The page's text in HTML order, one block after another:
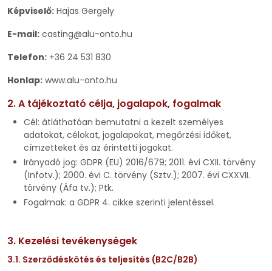
Képviselő: Hajas Gergely
E-mail: casting@alu-onto.hu
Telefon: +36 24 531 830
Honlap: www.alu-onto.hu
2. A tájékoztató célja, jogalapok, fogalmak
Cél: átláthatóan bemutatni a kezelt személyes
adatokat, célokat, jogalapokat, megőrzési időket,
címzetteket és az érintetti jogokat.
Irányadó jog: GDPR (EU) 2016/679; 2011. évi CXII. törvény
(Infotv.); 2000. évi C. törvény (Sztv.); 2007. évi CXXVII.
törvény (Áfa tv.); Ptk.
Fogalmak: a GDPR 4. cikke szerinti jelentéssel.
3. Kezelési tevékenységek
3.1. Szerződéskötés és teljesítés (B2C/B2B)